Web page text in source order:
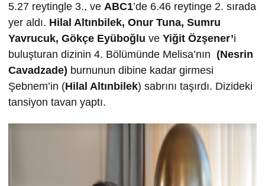
5.27 reytingle 3., ve ABC1’de 6.46 reytinge 2. sırada
yer aldı. Hilal Altınbilek, Onur Tuna, Sumru
Yavrucuk, Gökçe Eyüboğlu ve Yiğit Özşener’i
buluşturan dizinin 4. Bölümünde Melisa’nın (Nesrin
Cavadzade) burnunun dibine kadar girmesi
Şebnem’in (Hilal Altınbilek) sabrını taşırdı. Dizideki
tansiyon tavan yaptı.